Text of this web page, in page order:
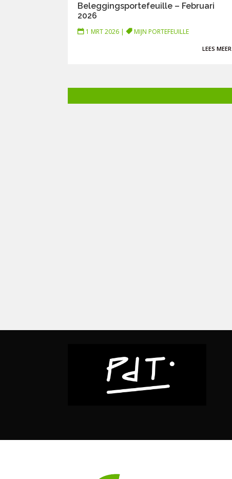
Beleggingsportefeuille – Februari
2026
1 MRT 2026 | MIJN PORTEFEUILLE
LEES MEER